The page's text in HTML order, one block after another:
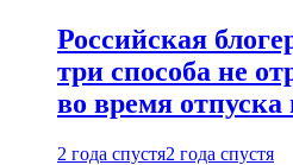
Российская
три способа не
во время отпуска
2 года спустя2 года спустя